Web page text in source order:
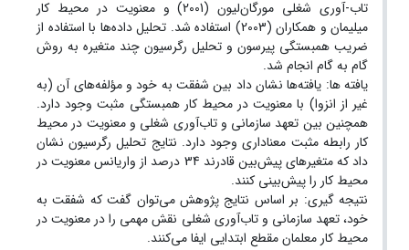
تاب-آوری شغلی مورگان‌لیون (2001) و معنویت در محیط کار
میلیمان و همکاران (2003) استفاده شد. تحلیل داده‌ها با استفاده از
ضریب همبستگی پیرسون و تحلیل رگرسیون چند متغیره به روش
گام به گام انجام شد.
یافته ها: یافته‌ها نشان داد بین شفقت به خود و مؤلفه‌های آن (به
غیر از انزوا) با معنویت در محیط کار همبستگی مثبت وجود دارد.
همچنین بین تعهد سازمانی و تاب‌آوری شغلی و معنویت در محیط
کار رابطه مثبت معناداری وجود دارد. نتایج تحلیل رگرسیون نشان
داد که متغیرهای پیش‌بین قادرند 34 درصد از واریانس معنویت در
محیط کار را پیش‌بینی کنند.
نتیجه گیری: بر اساس نتایج پژوهش می‌توان گفت که شفقت به
خود، تعهد سازمانی و تاب‌آوری شغلی نقش مهمی را در معنویت در
محیط کار معلمان مقطع ابتدایی ایفا می‌کنند.